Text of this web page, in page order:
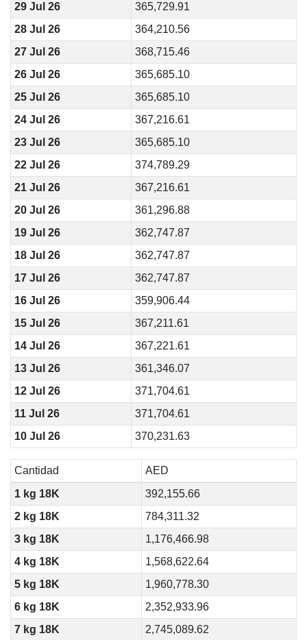
29 Jul 26
365,729.91
28 Jul 26
364,210.56
27 Jul 26
368,715.46
26 Jul 26
365,685.10
25 Jul 26
365,685.10
24 Jul 26
367,216.61
23 Jul 26
365,685.10
22 Jul 26
374,789.29
21 Jul 26
367,216.61
20 Jul 26
361,296.88
19 Jul 26
362,747.87
18 Jul 26
362,747.87
17 Jul 26
362,747.87
16 Jul 26
359,906.44
15 Jul 26
367,211.61
14 Jul 26
367,221.61
13 Jul 26
361,346.07
12 Jul 26
371,704.61
11 Jul 26
371,704.61
10 Jul 26
370,231.63
Cantidad
AED
1 kg 18K
392,155.66
2 kg 18K
784,311.32
3 kg 18K
1,176,466.98
4 kg 18K
1,568,622.64
5 kg 18K
1,960,778.30
6 kg 18K
2,352,933.96
7 kg 18K
2,745,089.62